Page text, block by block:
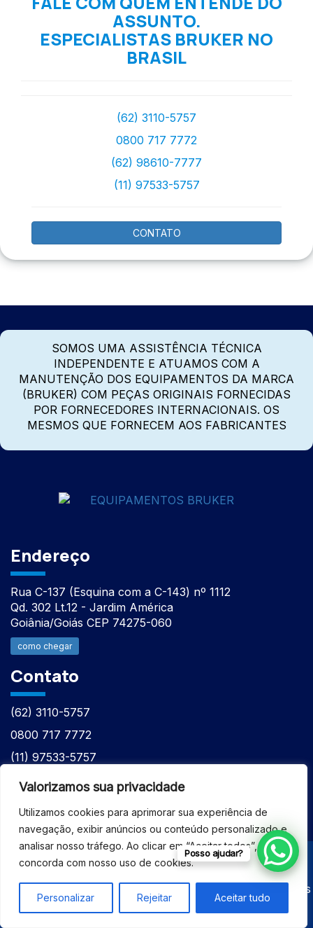
Valorizamos sua privacidade
Utilizamos cookies para aprimorar sua experiência de
navegação, exibir anúncios ou conteúdo personalizado e
analisar nosso tráfego. Ao clicar em “Aceitar todos”, você
concorda com nosso uso de cookies.
Personalizar Rejeitar Aceitar tudo
ASSUNTO.
ESPECIALISTAS BRUKER NO
BRASIL
(62) 3110-5757
0800 717 7772
(62) 98610-7777
(11) 97533-5757
CONTATO
SOMOS UMA ASSISTÊNCIA TÉCNICA
INDEPENDENTE E ATUAMOS COM A
MANUTENÇÃO DOS EQUIPAMENTOS DA MARCA
(BRUKER) COM PEÇAS ORIGINAIS FORNECIDAS
POR FORNECEDORES INTERNACIONAIS. OS
MESMOS QUE FORNECEM AOS FABRICANTES
Endereço
Rua C-137 (Esquina com a C-143) nº 1112
Qd. 302 Lt.12 - Jardim América
Goiânia/Goiás CEP 74275-060
como chegar
Contato
(62) 3110-5757
0800 717 7772
(11) 97533-5757
(62) 98610-7777
© 2026 - ASSISTÊNCIA TÉCNICA ESPECIALIZADA
EQUIPAMENTOS BRUKER - Todos os direitos reservados
Posso ajudar?